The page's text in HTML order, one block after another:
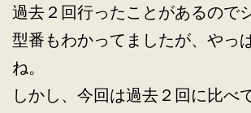
過去２回行ったことがあるので
型番もわかってましたが、やっ
ね。
しかし、今回は過去２回に比べ